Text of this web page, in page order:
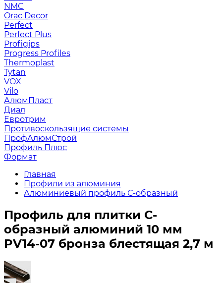
NMC
Orac Decor
Perfect
Perfect Plus
Profigips
Progress Profiles
Thermoplast
Tytan
VOX
Vilo
АлюмПласт
Диал
Евротрим
Противоскользящие системы
ПрофАлюмСтрой
Профиль Плюс
Формат
Главная
Профили из алюминия
Алюминиевый профиль С-образный
Профиль для плитки С-
образный алюминий 10 мм
PV14-07 бронза блестящая 2,7 м